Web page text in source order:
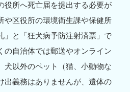
役所へ死亡届を提出する必要が
や区役所の環境衛生課や保健所
」と「狂犬病予防注射済票」で
の自治体では郵送やオンライン
犬以外のペット（猫、小動物な
出義務はありませんが、遺体の